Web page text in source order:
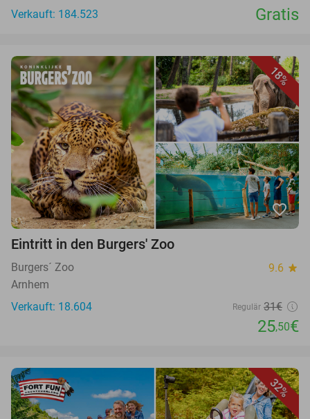
Verkauft: 184.523
Gratis
18%
favorite_border
Eintritt in den Burgers' Zoo
Burgers´ Zoo 9.6 star
Arnhem
Verkauft: 18.604
Regulär 31€
25,50€
32%